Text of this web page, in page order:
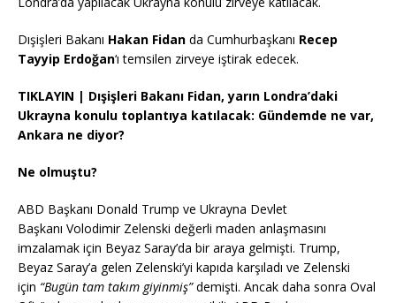
Dışişleri Bakanı Hakan Fidan da Cumhurbaşkanı Recep
Tayyip Erdoğan‘ı temsilen zirveye iştirak edecek.
TIKLAYIN | Dışişleri Bakanı Fidan, yarın Londra’daki
Ukrayna konulu toplantıya katılacak: Gündemde ne var,
Ankara ne diyor?
Ne olmuştu?
ABD Başkanı Donald Trump ve Ukrayna Devlet
Başkanı Volodimir Zelenski değerli maden anlaşmasını
imzalamak için Beyaz Saray’da bir araya gelmişti. Trump,
Beyaz Saray’a gelen Zelenski’yi kapıda karşıladı ve Zelenski
için “Bugün tam takım giyinmiş”demişti. Ancak daha sonra Oval